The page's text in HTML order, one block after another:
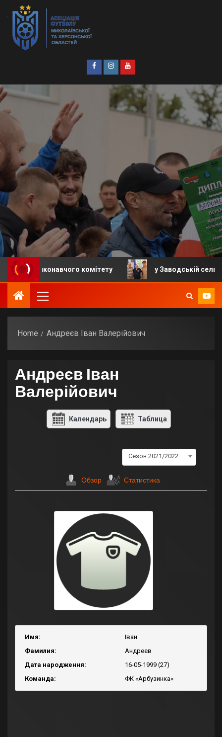
виконавчого комітету у Заводській селищній
Home Андреєв Іван Валерійович
Андреєв Іван
Валерійович
Календарь Таблица
Сезон 2021/2022
Обзор Статистика
Имя:
Іван
Фамилия:
Андреєв
Дата народження:
16-05-1999 (27)
Команда:
ФК «Арбузинка»